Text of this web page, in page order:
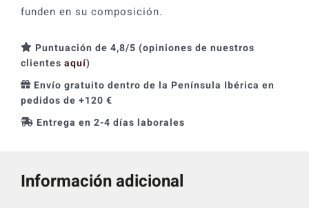
funden en su composición.
Puntuación de 4,8/5 (opiniones de nuestros
clientes aquí)
Envío gratuito dentro de la Península Ibérica en
pedidos de +120 €
Entrega en 2-4 días laborales
Información adicional